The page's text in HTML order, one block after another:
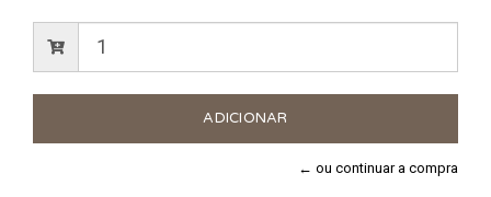
← ou continuar a compra